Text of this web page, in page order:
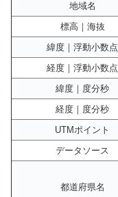
地域名
標高｜海抜
緯度｜浮動小数点
経度｜浮動小数点
緯度｜度分秒
経度｜度分秒
UTMポイント
データソース
都道府県名